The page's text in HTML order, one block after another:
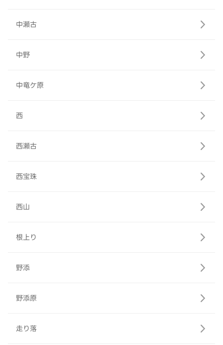
中瀬古
中野
中竜ケ原
西
西瀬古
西宝珠
西山
根上り
野添
野添原
走り落